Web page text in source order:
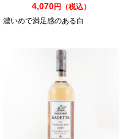
4,070円（税込）
濃いめで満足感のある白